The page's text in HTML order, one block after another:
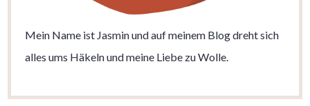
Mein Name ist Jasmin und auf meinem Blog dreht sich
alles ums Häkeln und meine Liebe zu Wolle.